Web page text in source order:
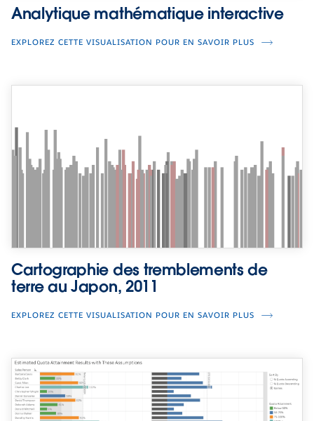
Analytique mathématique interactive
EXPLOREZ CETTE VISUALISATION POUR EN SAVOIR PLUS
Cartographie des tremblements de
terre au Japon, 2011
EXPLOREZ CETTE VISUALISATION POUR EN SAVOIR PLUS